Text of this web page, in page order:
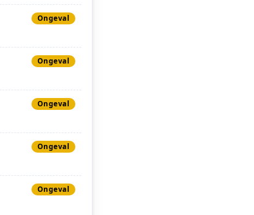
Ongeval
Ongeval
Ongeval
Ongeval
Ongeval